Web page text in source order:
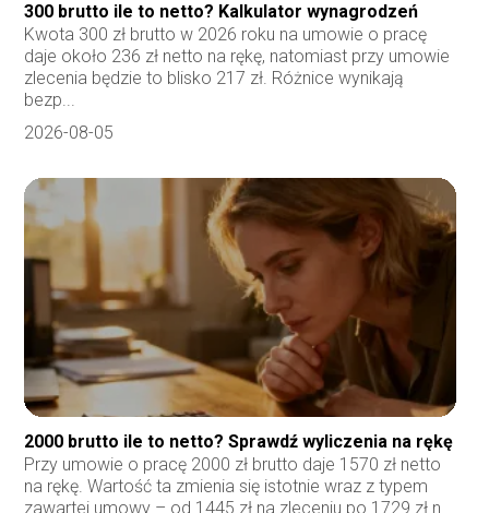
300 brutto ile to netto? Kalkulator wynagrodzeń
Kwota 300 zł brutto w 2026 roku na umowie o pracę
daje około 236 zł netto na rękę, natomiast przy umowie
zlecenia będzie to blisko 217 zł. Różnice wynikają
bezp...
2026-08-05
2000 brutto ile to netto? Sprawdź wyliczenia na rękę
Przy umowie o pracę 2000 zł brutto daje 1570 zł netto
na rękę. Wartość ta zmienia się istotnie wraz z typem
zawartej umowy – od 1445 zł na zleceniu po 1729 zł n...